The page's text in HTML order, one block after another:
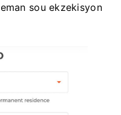
sou ekzekisyon